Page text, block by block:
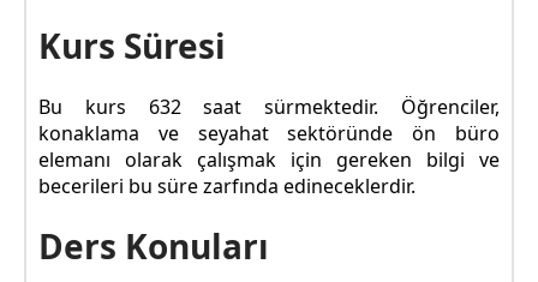
Kurs Süresi
Bu kurs 632 saat sürmektedir. Öğrenciler,
konaklama ve seyahat sektöründe ön büro
elemanı olarak çalışmak için gereken bilgi ve
becerileri bu süre zarfında edineceklerdir.
Ders Konuları